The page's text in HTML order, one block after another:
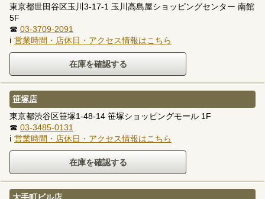
東京都世田谷区玉川3-17-1 玉川高島屋ショッピングセンター 南館
5F
☎ 03-3709-2091
ℹ 営業時間・店休日・アクセス情報はこちら
笹塚店
東京都渋谷区笹塚1-48-14 笹塚ショッピングモール 1F
☎ 03-3485-0131
ℹ 営業時間・店休日・アクセス情報はこちら